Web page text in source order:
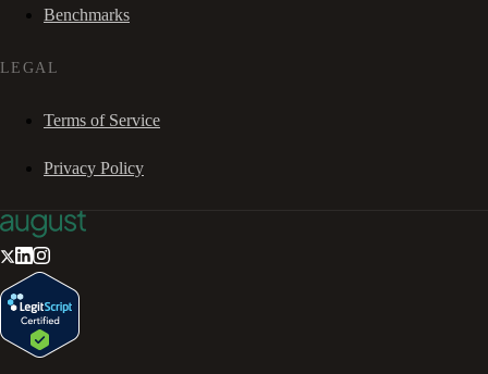
Benchmarks
LEGAL
Terms of Service
Privacy Policy